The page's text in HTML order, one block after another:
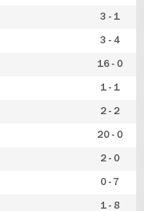
3 - 1
3 - 4
16 - 0
1 - 1
2 - 2
20 - 0
2 - 0
0 - 7
1 - 8